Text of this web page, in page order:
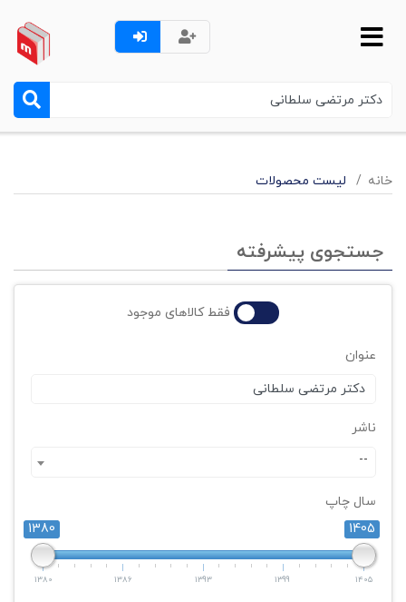
خانه لیست محصولات
جستجوی پیشرفته
فقط کالاهای موجود
عنوان
ناشر
--
سال چاپ
1380
1405
1380 1386 1393 1399 1405